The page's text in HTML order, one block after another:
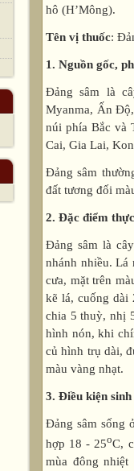
hô (H’Mông).
Tên vị thuốc:
1. Nguồn gốc,
Đảng sâm là
Myanma, Ấn
núi phía Bắc và
Cai, Gia Lai,
Đảng sâm
đất tương đối
2. Đặc điểm
Đảng sâm là
nhánh nhiều. Lá
cưa, mặt trên
kẽ lá, cuống dài
chia 5 thuỳ, nhị
hình nón, khi
củ hình trụ dài,
màu vàng nhạt.
3. Điều kiện
Đảng sâm sống
hợp 18 - 25oC,
mùa đông